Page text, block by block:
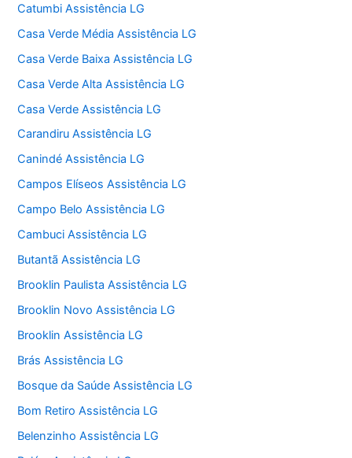
Catumbi Assistência LG
Casa Verde Média Assistência LG
Casa Verde Baixa Assistência LG
Casa Verde Alta Assistência LG
Casa Verde Assistência LG
Carandiru Assistência LG
Canindé Assistência LG
Campos Elíseos Assistência LG
Campo Belo Assistência LG
Cambuci Assistência LG
Butantã Assistência LG
Brooklin Paulista Assistência LG
Brooklin Novo Assistência LG
Brooklin Assistência LG
Brás Assistência LG
Bosque da Saúde Assistência LG
Bom Retiro Assistência LG
Belenzinho Assistência LG